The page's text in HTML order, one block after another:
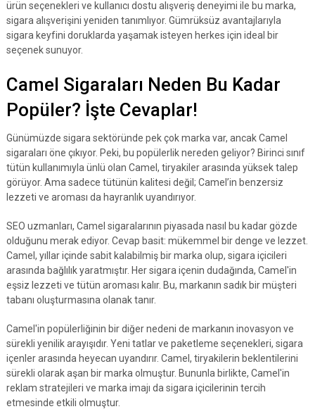
ürün seçenekleri ve kullanıcı dostu alışveriş deneyimi ile bu marka,
sigara alışverişini yeniden tanımlıyor. Gümrüksüz avantajlarıyla
sigara keyfini doruklarda yaşamak isteyen herkes için ideal bir
seçenek sunuyor.
Camel Sigaraları Neden Bu Kadar
Popüler? İşte Cevaplar!
Günümüzde sigara sektöründe pek çok marka var, ancak Camel
sigaraları öne çıkıyor. Peki, bu popülerlik nereden geliyor? Birinci sınıf
tütün kullanımıyla ünlü olan Camel, tiryakiler arasında yüksek talep
görüyor. Ama sadece tütünün kalitesi değil; Camel’in benzersiz
lezzeti ve aroması da hayranlık uyandırıyor.
SEO uzmanları, Camel sigaralarının piyasada nasıl bu kadar gözde
olduğunu merak ediyor. Cevap basit: mükemmel bir denge ve lezzet.
Camel, yıllar içinde sabit kalabilmiş bir marka olup, sigara içicileri
arasında bağlılık yaratmıştır. Her sigara içenin dudağında, Camel'in
eşsiz lezzeti ve tütün aroması kalır. Bu, markanın sadık bir müşteri
tabanı oluşturmasına olanak tanır.
Camel'in popülerliğinin bir diğer nedeni de markanın inovasyon ve
sürekli yenilik arayışıdır. Yeni tatlar ve paketleme seçenekleri, sigara
içenler arasında heyecan uyandırır. Camel, tiryakilerin beklentilerini
sürekli olarak aşan bir marka olmuştur. Bununla birlikte, Camel'in
reklam stratejileri ve marka imajı da sigara içicilerinin tercih
etmesinde etkili olmuştur.